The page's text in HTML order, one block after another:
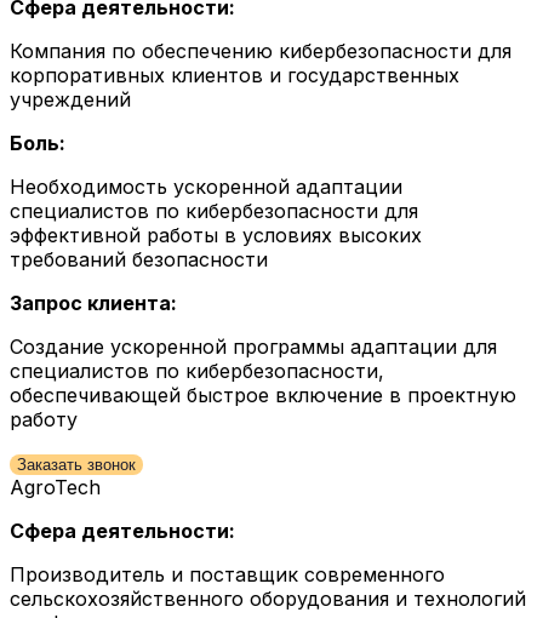
Сфера деятельности:
Компания по обеспечению кибербезопасности для
корпоративных клиентов и государственных
учреждений
Боль:
Необходимость ускоренной адаптации
специалистов по кибербезопасности для
эффективной работы в условиях высоких
требований безопасности
Запрос клиента:
Создание ускоренной программы адаптации для
специалистов по кибербезопасности,
обеспечивающей быстрое включение в проектную
работу
Заказать звонок
AgroTech
Сфера деятельности:
Производитель и поставщик современного
сельскохозяйственного оборудования и технологий